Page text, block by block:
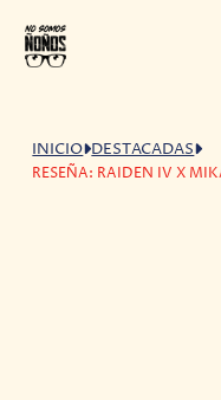
INICIO DESTACADAS
RESEÑA: RAIDEN IV X